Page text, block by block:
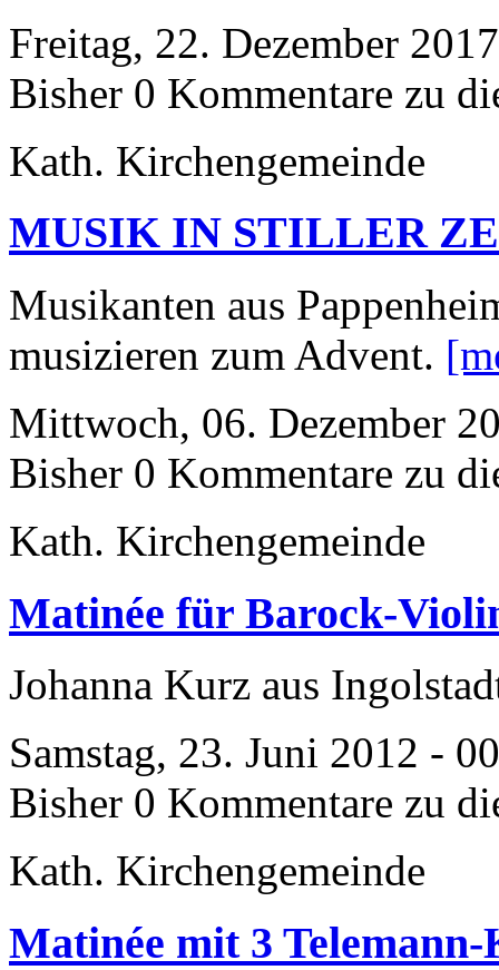
Freitag, 22. Dezember
Bisher 0 Kommentare zu
Kath. Kirchengemeinde
MUSIK IN STILLER
Musikanten aus
musizieren zum Advent.
Mittwoch, 06. Dezember
Bisher 0 Kommentare zu
Kath. Kirchengemeinde
Matinée für Barock-
Johanna Kurz aus
Samstag, 23. Juni 2012 -
Bisher 0 Kommentare zu
Kath. Kirchengemeinde
Matinée mit 3